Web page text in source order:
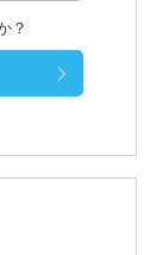
？